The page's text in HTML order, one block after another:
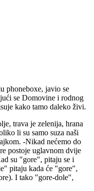
phoneboxe, javio se
se Domovine i rodnog
kako tamo daleko živi.
trava je zelenija, hrana
li su samo suza naši
-Nikad nećemo do
postoje uglavnom dvije
su "gore", pitaju se i
pitaju kada će "gore",
I tako "gore-dole",